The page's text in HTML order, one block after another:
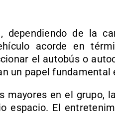
dependiendo de la
acorde en
el autobús o
un papel fundamental
mayores en el grupo,
espacio. El